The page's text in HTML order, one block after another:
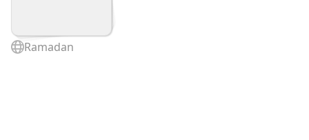
Ramadan